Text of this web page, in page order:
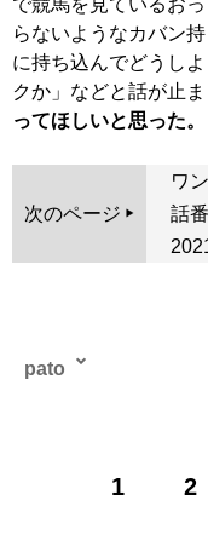
らないようなカバン
に持ち込んでどうし
クか」などと話が止ま
ってほしいと思った。
次のページ
ワ
話
1 2
pato
表した悪質業者や援助交